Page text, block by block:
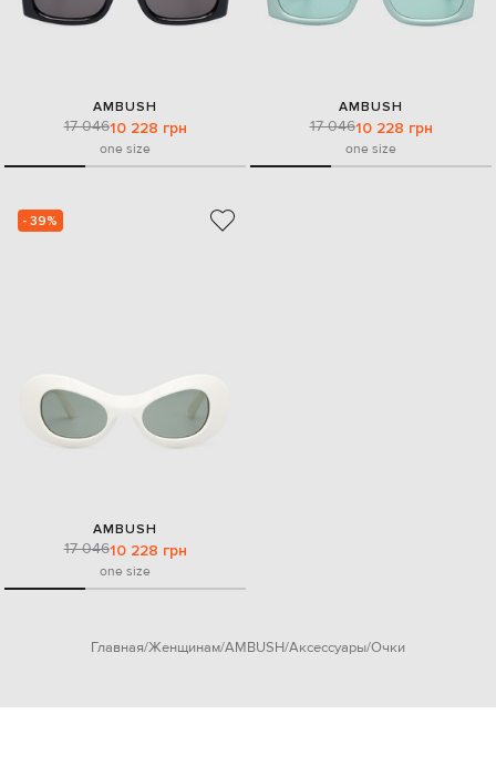
AMBUSH
17 04610 228 грн
one size
AMBUSH
17 04610 228 грн
one size
- 39%
AMBUSH
17 04610 228 грн
one size
Главная Женщинам AMBUSH Аксессуары Очки